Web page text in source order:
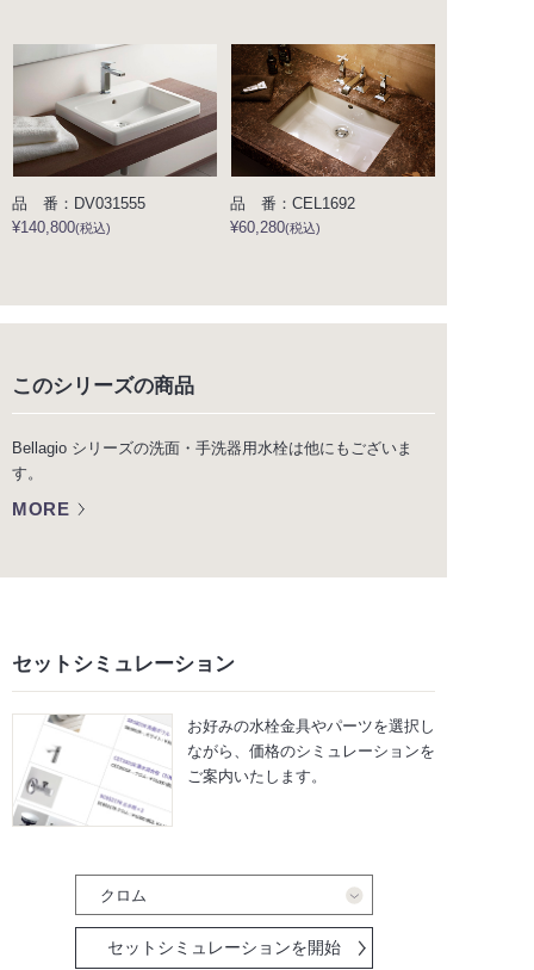
品 番：DV031555
¥140,800(税込)
品 番：CEL1692
¥60,280(税込)
このシリーズの商品
Bellagio シリーズの洗面・手洗器用水栓は他にもございま
す。
MORE
セットシミュレーション
お好みの水栓金具やパーツを選択し
ながら、 価格のシミュレーションを
ご案内いたします。
セットシミュレーションを開始